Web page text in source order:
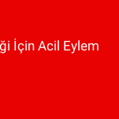
İçin Acil Eylem